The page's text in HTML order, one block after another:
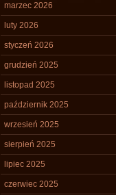
marzec 2026
luty 2026
styczeń 2026
grudzień 2025
listopad 2025
październik 2025
wrzesień 2025
sierpień 2025
lipiec 2025
czerwiec 2025